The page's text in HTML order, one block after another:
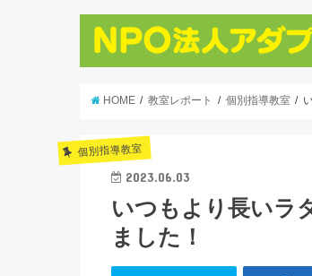
HOME 教室レポート 個別指導教室
個別指導教室
2023.06.03
いつもより長いラ
ました！